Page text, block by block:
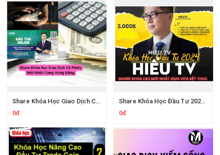
Share Khóa Học Giao Dịch Cổ Phiếu Của Hùng Đặng Mới Nhất
0đ
Share Khóa Học Đầu Tư 2024 Của Hieutv
0đ